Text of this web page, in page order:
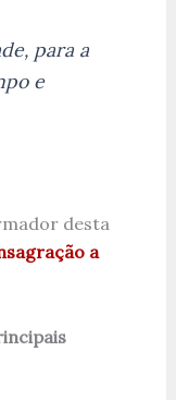
para a
e
desta
a